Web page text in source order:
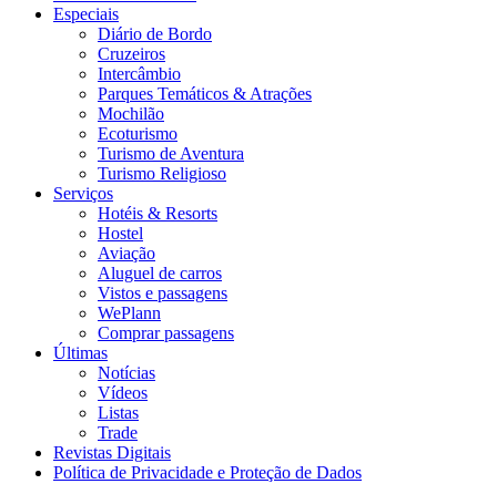
Especiais
Diário de Bordo
Cruzeiros
Intercâmbio
Parques Temáticos & Atrações
Mochilão
Ecoturismo
Turismo de Aventura
Turismo Religioso
Serviços
Hotéis & Resorts
Hostel
Aviação
Aluguel de carros
Vistos e passagens
WePlann
Comprar passagens
Últimas
Notícias
Vídeos
Listas
Trade
Revistas Digitais
Política de Privacidade e Proteção de Dados